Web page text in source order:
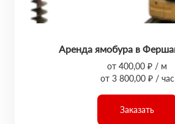
Аренда ямобура в
от 400,00 ₽ / м
от 3 800,00 ₽ / час
Заказать